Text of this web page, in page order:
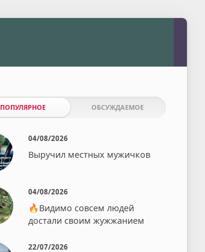
ПОПУЛЯРНОЕ ОБСУЖДАЕМОЕ
04/08/2026
Выручил местных мужичков
04/08/2026
🔥Видимо совсем людей
достали своим жужжанием⁠⁠
22/07/2026